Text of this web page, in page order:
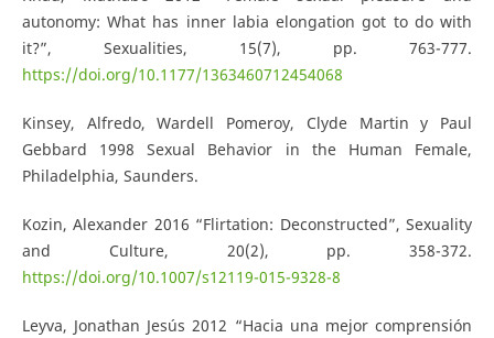
autonomy: What has inner labia elongation got to do with
it?”, Sexualities, 15(7), pp. 763-777.
https://doi.org/10.1177/1363460712454068
Kinsey, Alfredo, Wardell Pomeroy, Clyde Martin y Paul
Gebbard 1998 Sexual Behavior in the Human Female,
Philadelphia, Saunders.
Kozin, Alexander 2016 “Flirtation: Deconstructed”, Sexuality
and Culture, 20(2), pp. 358-372.
https://doi.org/10.1007/s12119-015-9328-8
Leyva, Jonathan Jesús 2012 “Hacia una mejor comprensión